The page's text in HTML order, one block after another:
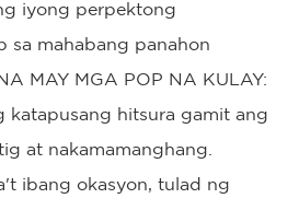
iyong perpektong
sa mahabang panahon
MAY MGA POP NA KULAY:
katapusang hitsura gamit ang
at nakamamanghang.
ibang okasyon, tulad ng